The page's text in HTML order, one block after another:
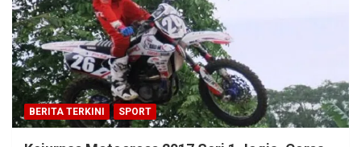
BERITA TERKINI SPORT